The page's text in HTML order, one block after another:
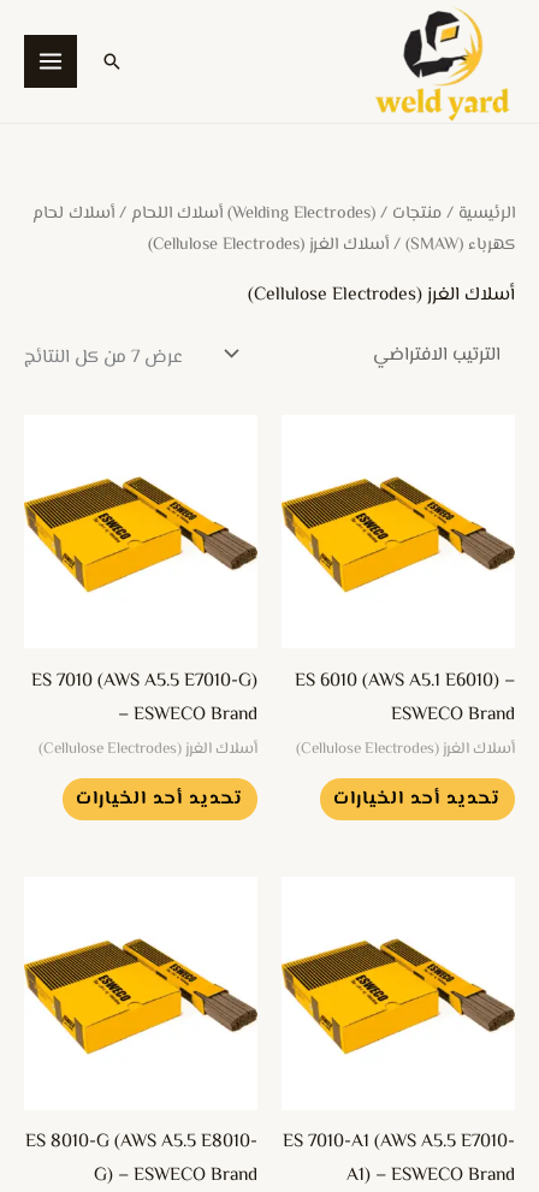
المحتوى
البحث
الرئيسية /منتجات /(Welding Electrodes) أسلاك اللحام /أسلاك لحام
كهرباء (SMAW)
/ أسلاك الغرز (Cellulose Electrodes)
أسلاك الغرز (Cellulose Electrodes)
عرض ⁦7⁩ من كل النتائج
ES 6010 (AWS A5.1 E6010) –
ESWECO Brand
أسلاك الغرز (Cellulose Electrodes)
تحديد أحد الخيارات
من
الأشكال
المختلفة
يمكن
صفحة
ES 7010 (AWS A5.5 E7010-G)
– ESWECO Brand
أسلاك الغرز (Cellulose Electrodes)
تحديد أحد الخيارات
من
المختلفة
يمكن
صفحة
ES 7010-A1 (AWS A5.5 E7010-
A1) – ESWECO Brand
من
الأشكال
المختلفة
يمكن
ES 8010-G (AWS A5.5 E8010-
G) – ESWECO Brand
من
المختلفة
يمكن